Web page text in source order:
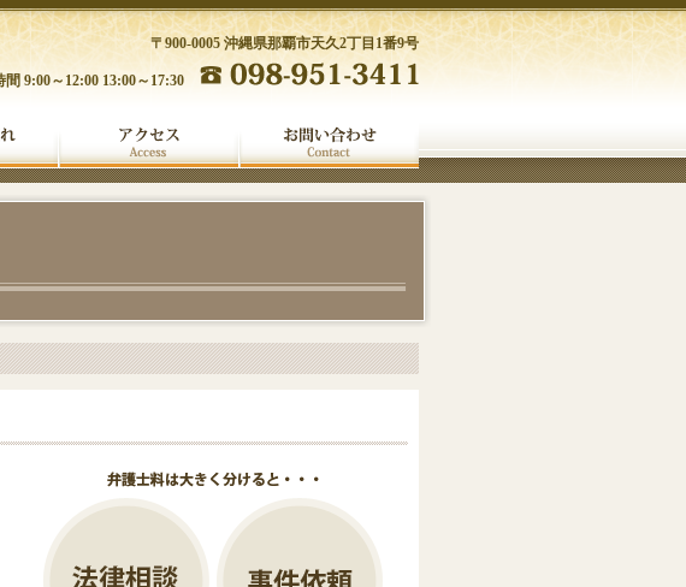
〒900-0005 沖縄県那覇市天久2丁目1番9号
間 9:00～12:00 13:00～17:30